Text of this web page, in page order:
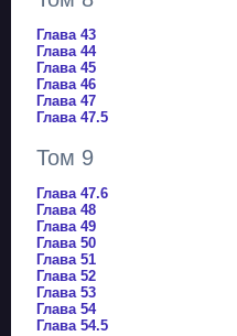
Глава 43
Глава 44
Глава 45
Глава 46
Глава 47
Глава 47.5
Том 9
Глава 47.6
Глава 48
Глава 49
Глава 50
Глава 51
Глава 52
Глава 53
Глава 54
Глава 54.5